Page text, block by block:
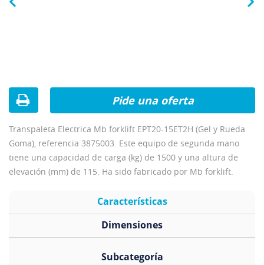
Transpaleta Electrica Mb forklift EPT20-15ET2H (Gel y Rueda
Goma), referencia 3875003. Este equipo de segunda mano
tiene una capacidad de carga (kg) de 1500 y una altura de
elevación (mm) de 115. Ha sido fabricado por Mb forklift.
Pide una oferta
Características
Subcategoría
Dimensiones